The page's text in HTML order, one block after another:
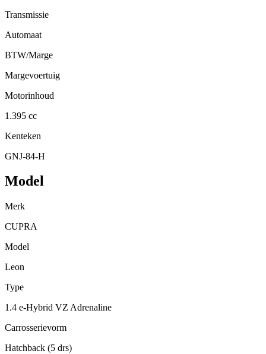
Transmissie
Automaat
BTW/Marge
Margevoertuig
Motorinhoud
1.395 cc
Kenteken
GNJ-84-H
Model
Merk
CUPRA
Model
Leon
Type
1.4 e-Hybrid VZ Adrenaline
Carrosserievorm
Hatchback (5 drs)